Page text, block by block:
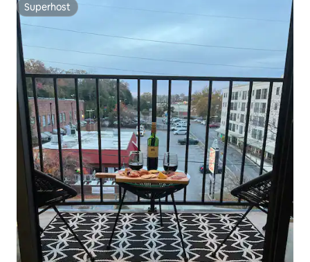
Superhost
Superhost